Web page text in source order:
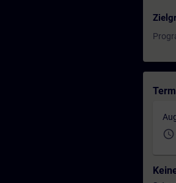
schedule